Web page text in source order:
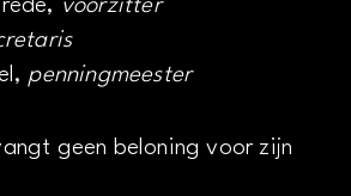
voorzitter
penningmeester
geen beloning voor zijn